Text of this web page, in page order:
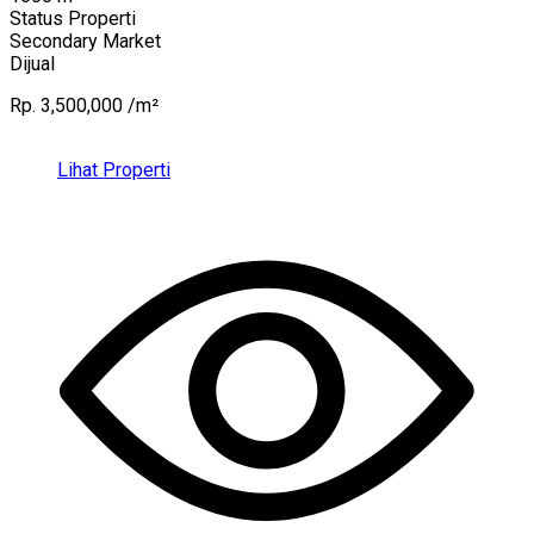
Status Properti
Secondary Market
Dijual
Rp. 3,500,000 /m²
Lihat Properti